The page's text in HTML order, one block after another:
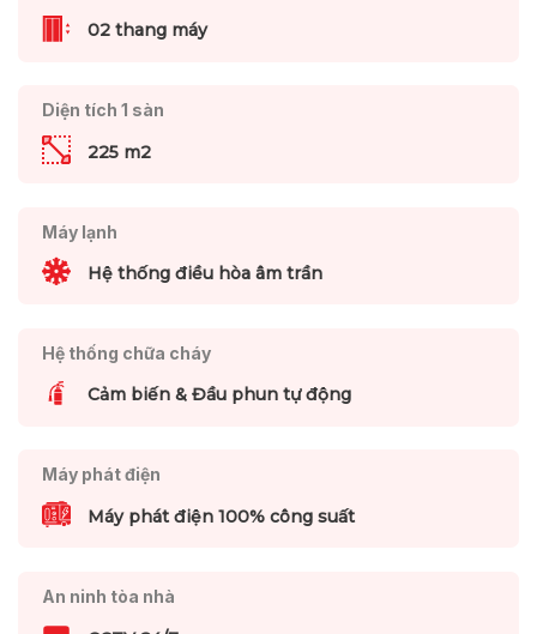
02 thang máy
Diện tích 1 sàn
225 m2
Máy lạnh
Hệ thống điều hòa âm trần
Hệ thống chữa cháy
Cảm biến & Đầu phun tự động
Máy phát điện
Máy phát điện 100% công suất
An ninh tòa nhà